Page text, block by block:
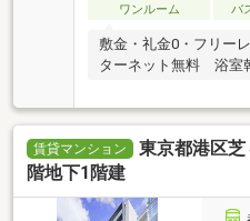
ワンルーム
バ
敷金・礼金0・フリ
ターネット無料 浴室
賃貸マンション
東京都港区
階地下1階建